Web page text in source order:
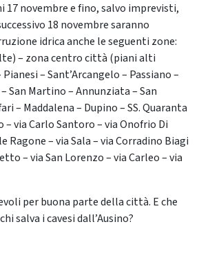
17 novembre e fino, salvo imprevisti,
18 novembre saranno
idrica anche le seguenti zone:
– zona centro città (piani alti
– Sant’Arcangelo – Passiano –
San Martino – Annunziata – San
– Maddalena – Dupino – SS. Quaranta
– via Carlo Santoro – via Onofrio Di
Ragone – via Sala – via Corradino Biagi
– via San Lorenzo – via Carleo – via
per buona parte della città. E che
salva i cavesi dall’Ausino?